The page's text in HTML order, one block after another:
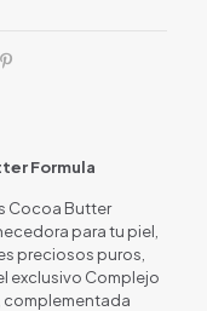
Formula
Cocoa Butter
para tu piel,
preciosos puros,
exclusivo Complejo
complementada